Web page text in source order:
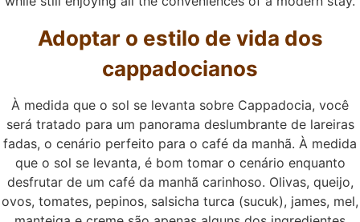
Adoptar o estilo de vida dos
cappadocianos
À medida que o sol se levanta sobre Cappadocia, você
será tratado para um panorama deslumbrante de lareiras
fadas, o cenário perfeito para o café da manhã. À medida
que o sol se levanta, é bom tomar o cenário enquanto
desfrutar de um café da manhã carinhoso. Olivas, queijo,
ovos, tomates, pepinos, salsicha turca (sucuk), james, mel,